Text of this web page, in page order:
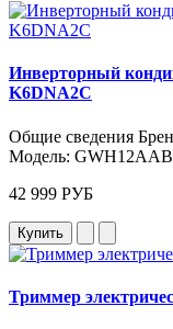
Инверторный
K6DNA2C
Общие сведения
Модель:
42 999 РУБ
Купить
Триммер